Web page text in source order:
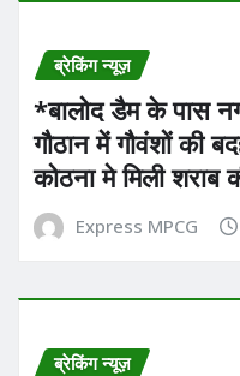
ब्रेकिंग न्यूज़
*बालोद डैम के पास
गौठान में गौवंशों की
कोठना मे मिली शराब
Express MPCG
ब्रेकिंग न्यूज़